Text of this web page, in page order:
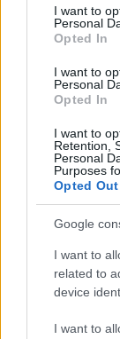
consent section.
I want to
Personal
Opted In
I want to
Personal
Opted In
I want to
Retention,
Personal
Purposes
Opted Out
Google
I want to
related to
device
I want to